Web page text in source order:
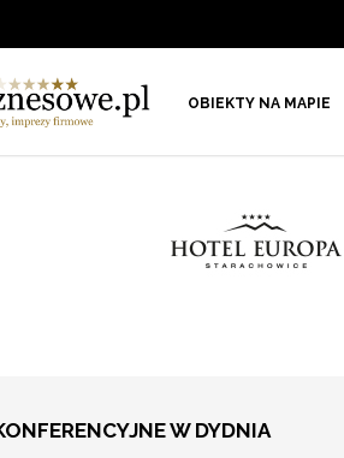
OBIEKTY NA MAPIE
W DYDNIA